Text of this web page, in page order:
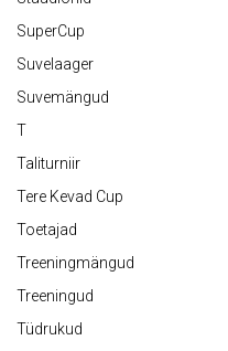
SuperCup
Suvelaager
Suvemängud
T
Taliturniir
Tere Kevad Cup
Toetajad
Treeningmängud
Treeningud
Tüdrukud